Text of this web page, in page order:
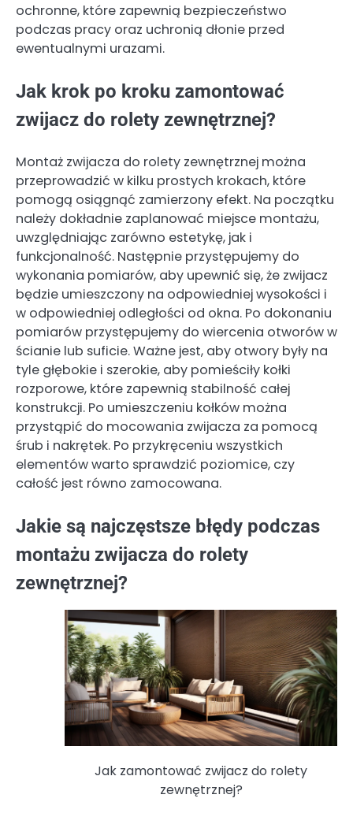
ochronne, które zapewnią bezpieczeństwo
podczas pracy oraz uchronią dłonie przed
ewentualnymi urazami.
Jak krok po kroku zamontować
zwijacz do rolety zewnętrznej?
Montaż zwijacza do rolety zewnętrznej można
przeprowadzić w kilku prostych krokach, które
pomogą osiągnąć zamierzony efekt. Na początku
należy dokładnie zaplanować miejsce montażu,
uwzględniając zarówno estetykę, jak i
funkcjonalność. Następnie przystępujemy do
wykonania pomiarów, aby upewnić się, że zwijacz
będzie umieszczony na odpowiedniej wysokości i
w odpowiedniej odległości od okna. Po dokonaniu
pomiarów przystępujemy do wiercenia otworów w
ścianie lub suficie. Ważne jest, aby otwory były na
tyle głębokie i szerokie, aby pomieściły kołki
rozporowe, które zapewnią stabilność całej
konstrukcji. Po umieszczeniu kołków można
przystąpić do mocowania zwijacza za pomocą
śrub i nakrętek. Po przykręceniu wszystkich
elementów warto sprawdzić poziomice, czy
całość jest równo zamocowana.
Jakie są najczęstsze błędy podczas
montażu zwijacza do rolety
zewnętrznej?
Jak zamontować zwijacz do rolety
zewnętrznej?